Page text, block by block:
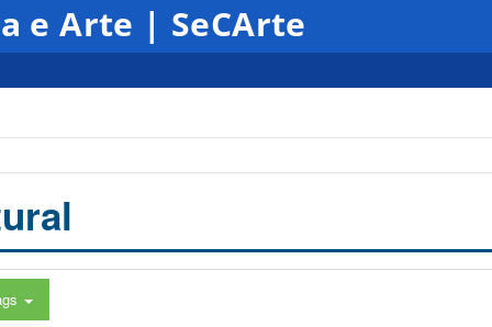
e Arte | SeCArte